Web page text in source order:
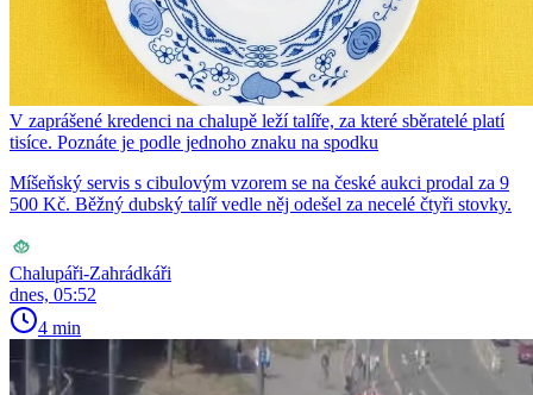
V zaprášené kredenci na chalupě leží talíře, za které sběratelé platí
tisíce. Poznáte je podle jednoho znaku na spodku
Míšeňský servis s cibulovým vzorem se na české aukci prodal za 9
500 Kč. Běžný dubský talíř vedle něj odešel za necelé čtyři stovky.
Chalupáři-Zahrádkáři
dnes, 05:52
4 min